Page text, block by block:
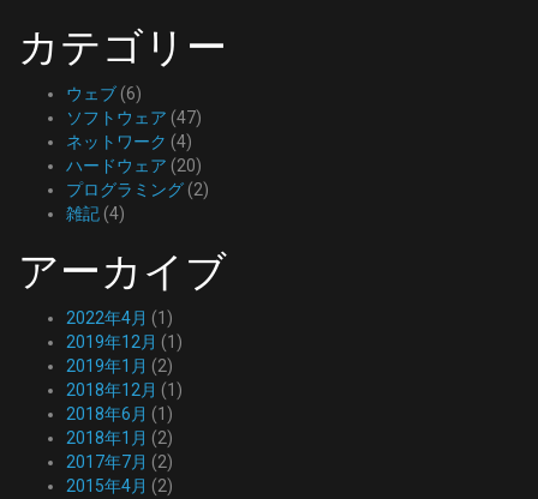
カテゴリー
ウェブ (6)
ソフトウェア (47)
ネットワーク (4)
ハードウェア (20)
プログラミング (2)
雑記 (4)
アーカイブ
2022年4月 (1)
2019年12月 (1)
2019年1月 (2)
2018年12月 (1)
2018年6月 (1)
2018年1月 (2)
2017年7月 (2)
2015年4月 (2)